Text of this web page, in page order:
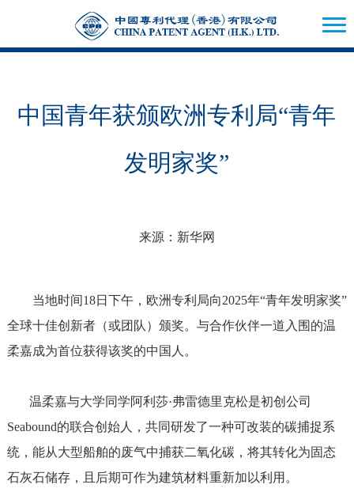
中国青年获颁欧洲专利局“青年
发明家奖”
来源：新华网
当地时间18日下午，欧洲专利局向2025年“青年发明家奖”
全球十佳创新者（或团队）颁奖。与合作伙伴一道入围的温
柔嘉成为首位获得该奖的中国人。
温柔嘉与大学同学阿利莎·弗雷德里克松是初创公司
Seabound的联合创始人，共同研发了一种可改装的碳捕捉系
统，能从大型船舶的废气中捕获二氧化碳，将其转化为固态
石灰石储存，且后期可作为建筑材料重新加以利用。